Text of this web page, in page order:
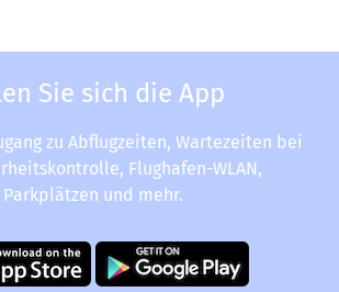
Sie sich die App
zu Abflugzeiten, Wartezeiten bei
Flughafen-WLAN,
Parkplätzen und mehr.